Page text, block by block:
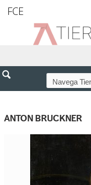
FCE
ANTON BRUCKNER